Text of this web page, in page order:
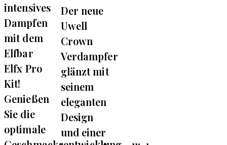
intensives
Dampfen
mit dem
Elfbar
Elfx Pro
Kit!
Genießen
Sie die
optimale
Der neue
Uwell
Crown
Verdampfer
glänzt mit
seinem
eleganten
Design
und einer